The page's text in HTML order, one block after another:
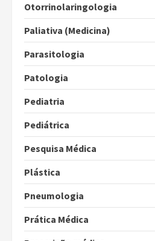
Otorrinolaringologia
Paliativa (Medicina)
Parasitologia
Patologia
Pediatria
Pediátrica
Pesquisa Médica
Plástica
Pneumologia
Prática Médica